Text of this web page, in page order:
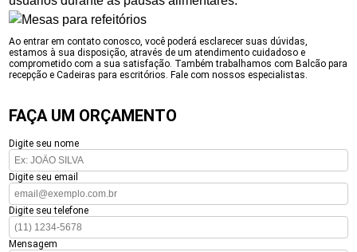
Ao entrar em contato conosco, você poderá esclarecer suas dúvidas,
estamos à sua disposição, através de um atendimento cuidadoso e
comprometido com a sua satisfação. Também trabalhamos com Balcão para
recepção e Cadeiras para escritórios. Fale com nossos especialistas.
FAÇA UM ORÇAMENTO
Digite seu nome
Digite seu email
Digite seu telefone
Mensagem